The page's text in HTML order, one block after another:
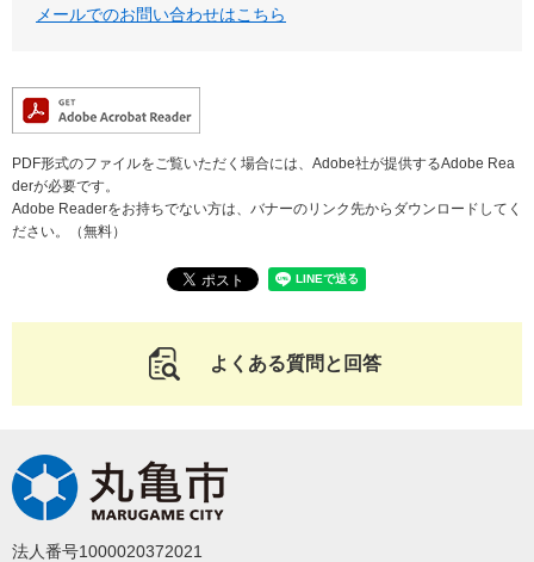
メールでのお問い合わせはこちら
PDF形式のファイルをご覧いただく場合には、Adobe社が提供するAdobe Rea
derが必要です。
Adobe Readerをお持ちでない方は、バナーのリンク先からダウンロードしてく
ださい。（無料）
よくある質問と回答
法人番号1000020372021